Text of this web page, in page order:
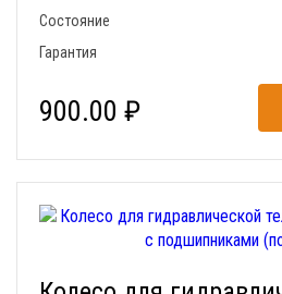
Состояние
Гарантия
900.00 ₽